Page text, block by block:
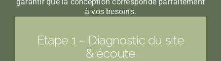
à vos besoins.
Étape 1 – Diagnostic du site
& écoute